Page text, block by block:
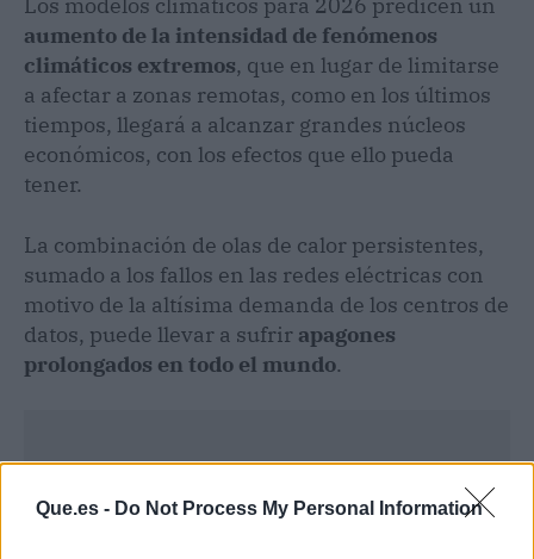
Que.es - Do Not Process My Personal Information
aumento de la intensidad de fenómenos
climáticos extremos, que en lugar de limitarse
a afectar a zonas remotas, como en los últimos
tiempos, llegará a alcanzar grandes núcleos
económicos, con los efectos que ello pueda
tener.
La combinación de olas de calor persistentes,
sumado a los fallos en las redes eléctricas con
motivo de la altísima demanda de los centros de
datos, puede llevar a sufrir apagones
prolongados en todo el mundo.